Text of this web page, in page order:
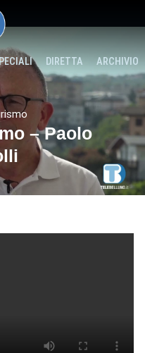
DIRETTA ARCHIVIO
– Paolo